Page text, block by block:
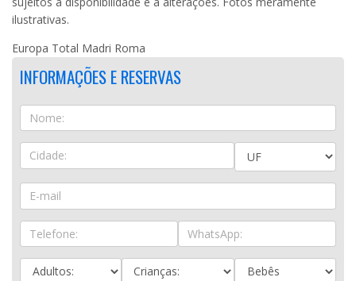
ilustrativas.
Europa Total Madri Roma
INFORMAÇÕES E RESERVAS